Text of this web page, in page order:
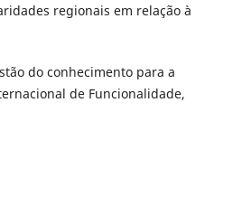
regionais em relação à
do conhecimento para a
de Funcionalidade,